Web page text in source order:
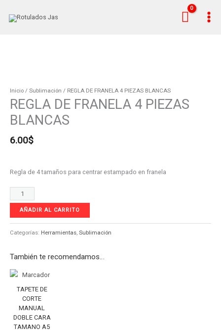
Inicio / Sublimación / REGLA DE FRANELA 4 PIEZAS BLANCAS
REGLA DE FRANELA 4 PIEZAS
BLANCAS
6.00$
Regla de 4 tamaños para centrar estampado en franela
FRANELA
4
BLANCAS
cantidad
AÑADIR AL CARRITO
Categorías: Herramientas, Sublimación
También te recomendamos…
TAPETE DE
CORTE
MANUAL
DOBLE CARA
TAMANO A5
TAPETE
DE
CORTE
MANUAL
DOBLE